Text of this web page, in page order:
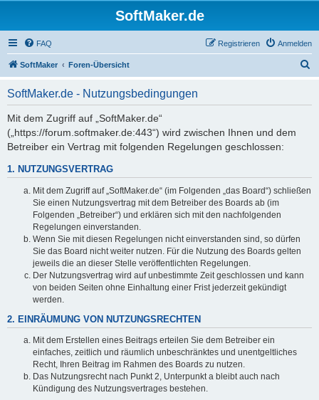
SoftMaker.de
FAQ Anmelden
Registrieren
SoftMaker Foren-Übersicht
SoftMaker.de - Nutzungsbedingungen
Mit dem Zugriff auf „SoftMaker.de“
(„https://forum.softmaker.de:443“) wird zwischen Ihnen und dem
Betreiber ein Vertrag mit folgenden Regelungen geschlossen:
1. NUTZUNGSVERTRAG
Mit dem Zugriff auf „SoftMaker.de“ (im Folgenden „das Board“) schließen
Sie einen Nutzungsvertrag mit dem Betreiber des Boards ab (im
Folgenden „Betreiber“) und erklären sich mit den nachfolgenden
Regelungen einverstanden.
Wenn Sie mit diesen Regelungen nicht einverstanden sind, so dürfen
Sie das Board nicht weiter nutzen. Für die Nutzung des Boards gelten
jeweils die an dieser Stelle veröffentlichten Regelungen.
Der Nutzungsvertrag wird auf unbestimmte Zeit geschlossen und kann
von beiden Seiten ohne Einhaltung einer Frist jederzeit gekündigt
werden.
2. EINRÄUMUNG VON NUTZUNGSRECHTEN
Mit dem Erstellen eines Beitrags erteilen Sie dem Betreiber ein
einfaches, zeitlich und räumlich unbeschränktes und unentgeltliches
Recht, Ihren Beitrag im Rahmen des Boards zu nutzen.
Das Nutzungsrecht nach Punkt 2, Unterpunkt a bleibt auch nach
Kündigung des Nutzungsvertrages bestehen.